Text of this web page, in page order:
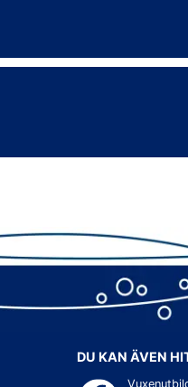
DU KAN ÄVEN